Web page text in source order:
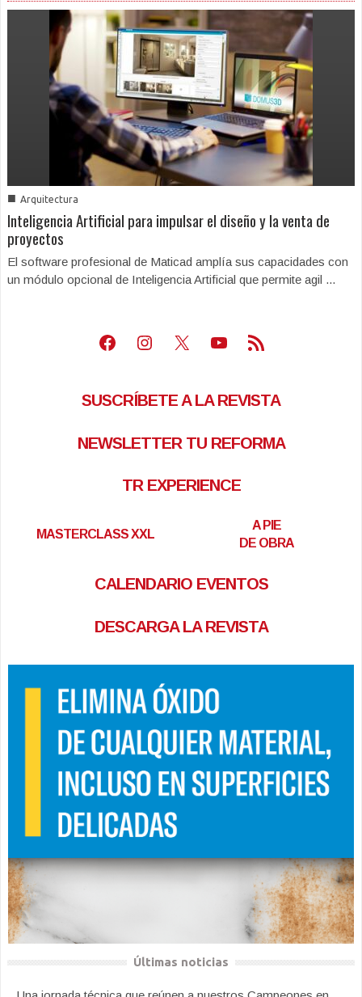
■ Arquitectura
Inteligencia Artificial para impulsar el diseño y la venta de
proyectos
El software profesional de Maticad amplía sus capacidades con
un módulo opcional de Inteligencia Artificial que permite agil ...
Facebook
Instagram
X Youtube
Feed RSS
SUSCRÍBETE A LA REVISTA
NEWSLETTER TU REFORMA
TR EXPERIENCE
MASTERCLASS XXL
A PIE
DE OBRA
CALENDARIO EVENTOS
DESCARGA LA REVISTA
Últimas noticias